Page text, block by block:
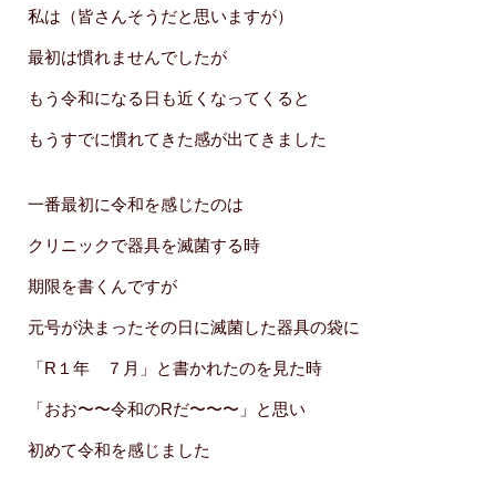
私は（皆さんそうだと思いますが）
最初は慣れませんでしたが
もう令和になる日も近くなってくると
もうすでに慣れてきた感が出てきました
一番最初に令和を感じたのは
クリニックで器具を滅菌する時
期限を書くんですが
元号が決まったその日に滅菌した器具の袋に
「R１年 ７月」と書かれたのを見た時
「おお〜〜令和のRだ〜〜〜」と思い
初めて令和を感じました